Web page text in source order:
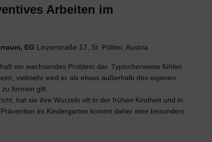
Arbeiten im
EG Linzerstraße 17, St. Pölten, Austria
ein wachsendes Problem dar. Typischerweise fühlen
vielmehr wird er als etwas außerhalb des eigenen
formen gilt.
hat sie ihre Wurzeln oft in der frühen Kindheit und in
im Kindergarten kommt daher eine besonders